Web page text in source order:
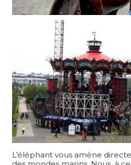
L’éléphant vous amène